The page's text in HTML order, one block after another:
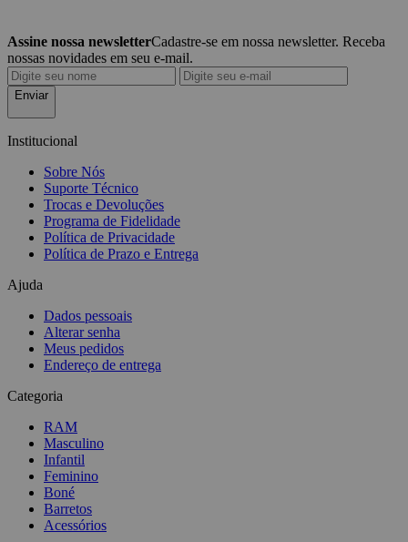
Assine nossa newsletterCadastre-se em nossa newsletter. Receba
nossas novidades em seu e-mail.
Enviar
Institucional
Sobre Nós
Suporte Técnico
Trocas e Devoluções
Programa de Fidelidade
Política de Privacidade
Política de Prazo e Entrega
Ajuda
Dados pessoais
Alterar senha
Meus pedidos
Endereço de entrega
Categoria
RAM
Masculino
Infantil
Feminino
Boné
Barretos
Acessórios